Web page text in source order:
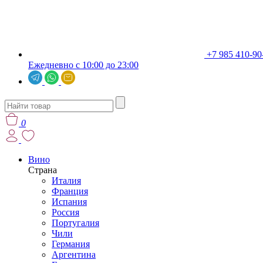
+7 985 410-
Ежедневно с 10:00 до 23:00
0
Вино
Страна
Италия
Франция
Испания
Россия
Португалия
Чили
Германия
Аргентина